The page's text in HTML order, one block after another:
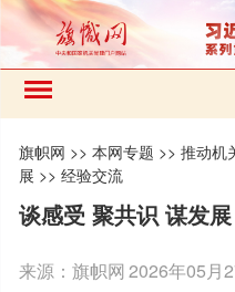
旗帜网 >>本网专题 >>推动机
展 >>经验交流
谈感受 聚共识 谋发展
来源：旗帜网2026年05月